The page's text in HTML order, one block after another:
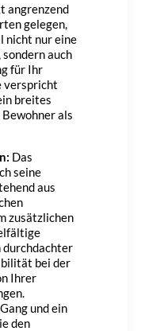
angrenzend
gelegen,
nicht nur eine
auch
für Ihr
verspricht
breites
als
Das
seine
aus
zusätzlichen
durchdachter
bei der
Ihrer
und ein
den